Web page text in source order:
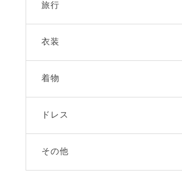
旅行
衣装
着物
ドレス
その他